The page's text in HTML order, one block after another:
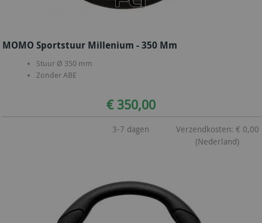
MOMO Sportstuur Millenium - 350 Mm
Stuur Ø 350 mm
Zonder ABE
€ 350,00
3-7 dagen
Verzendkosten: € 0,00
(Nederland)